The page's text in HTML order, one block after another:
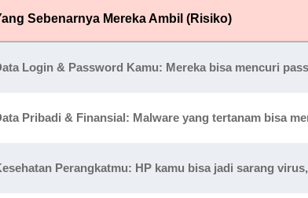
Sebenarnya Mereka Ambil (Risiko)
Login & Password Kamu: Mereka bisa mencuri
Pribadi & Finansial: Malware yang tertanam bisa
Perangkatmu: HP kamu bisa jadi sarang